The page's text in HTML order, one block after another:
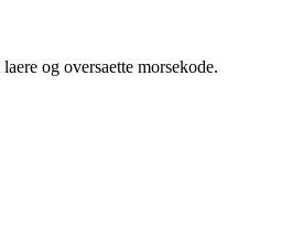
og oversaette morsekode.